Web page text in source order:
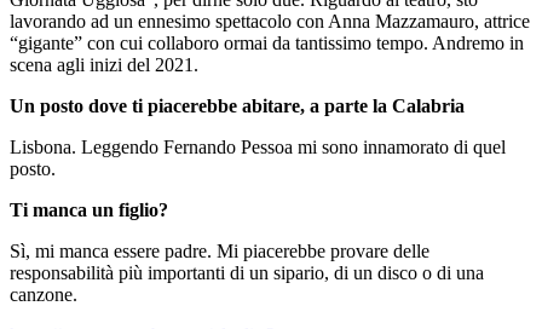
lavorando ad un ennesimo spettacolo con Anna Mazzamauro, attrice
“gigante” con cui collaboro ormai da tantissimo tempo. Andremo in
scena agli inizi del 2021.
Un posto dove ti piacerebbe abitare, a parte la Calabria
Lisbona. Leggendo Fernando Pessoa mi sono innamorato di quel
posto.
Ti manca un figlio?
Sì, mi manca essere padre. Mi piacerebbe provare delle
responsabilità più importanti di un sipario, di un disco o di una
canzone.